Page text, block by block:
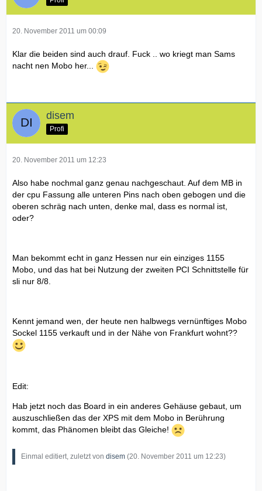
20. November 2011 um 00:09
Klar die beiden sind auch drauf. Fuck .. wo kriegt man Sams
nacht nen Mobo her...
disem
Profi
20. November 2011 um 12:23
Also habe nochmal ganz genau nachgeschaut. Auf dem MB in
der cpu Fassung alle unteren Pins nach oben gebogen und die
oberen schräg nach unten, denke mal, dass es normal ist,
oder?
Man bekommt echt in ganz Hessen nur ein einziges 1155
Mobo, und das hat bei Nutzung der zweiten PCI Schnittstelle für
sli nur 8/8.
Kennt jemand wen, der heute nen halbwegs vernünftiges Mobo
Sockel 1155 verkauft und in der Nähe von Frankfurt wohnt??
Edit:
Hab jetzt noch das Board in ein anderes Gehäuse gebaut, um
auszuschließen das der XPS mit dem Mobo in Berührung
kommt, das Phänomen bleibt das Gleiche!
Einmal editiert, zuletzt von disem (20. November 2011 um 12:23)